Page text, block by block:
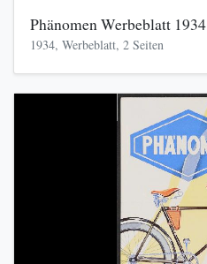
Phänomen Werbeblatt 1934
1934, Werbeblatt, 2 Seiten